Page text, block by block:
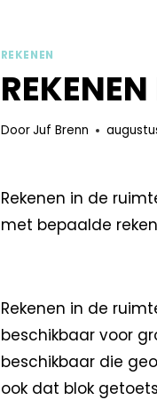
REKENEN
DoorJuf Brenn
Rekenen in de
met bepaalde
Rekenen in de
beschikbaar voor
beschikbaar die
ook dat blok